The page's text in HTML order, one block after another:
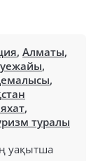
, Алматы,
,
,
,
туралы
уақытша